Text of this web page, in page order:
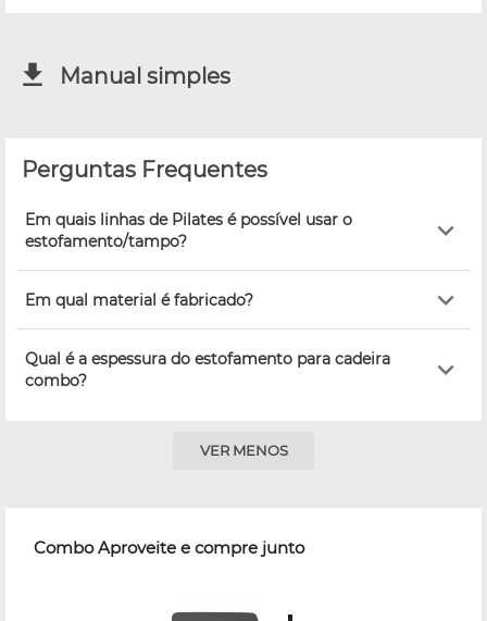
Manual simples
Perguntas Frequentes
Em quais linhas de Pilates é possível usar o
estofamento/tampo?
Em qual material é fabricado?
Qual é a espessura do estofamento para cadeira
combo?
VER MENOS
Combo Aproveite e compre junto